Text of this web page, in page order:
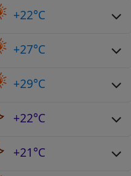
+22°C
+27°C
+29°C
+22°C
+21°C